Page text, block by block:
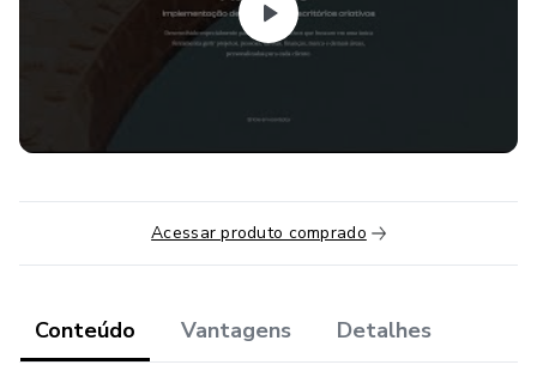
Acessar produto comprado
Conteúdo Vantagens Detalhes